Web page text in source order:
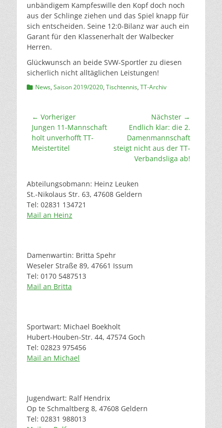
unbändigem Kampfeswille den Kopf doch noch
aus der Schlinge ziehen und das Spiel knapp für
sich entscheiden. Seine 12:0-Bilanz war auch ein
Garant für den Klassenerhalt der Walbecker
Herren.
Glückwunsch an beide SVW-Sportler zu diesen
sicherlich nicht alltäglichen Leistungen!
Kategorien
News, Saison 2019/2020, Tischtennis, TT-Archiv
Beitragsnavigation
← Vorheriger
Vorheriger
Beitrag:
Jungen 11-Mannschaft
holt unverhofft TT-
Meistertitel
Nächster →
Nächster
Beitrag:
Endlich klar: die 2.
Damenmannschaft
steigt nicht aus der TT-
Verbandsliga ab!
Abteilungsobmann: Heinz Leuken
St.-Nikolaus Str. 63, 47608 Geldern
Tel: 02831 134721
Mail an Heinz
Damenwartin: Britta Spehr
Weseler Straße 89, 47661 Issum
Tel: 0170 5487513
Mail an Britta
Sportwart: Michael Boekholt
Hubert-Houben-Str. 44, 47574 Goch
Tel: 02823 975456
Mail an Michael
Jugendwart: Ralf Hendrix
Op te Schmaltberg 8, 47608 Geldern
Tel: 02831 988013